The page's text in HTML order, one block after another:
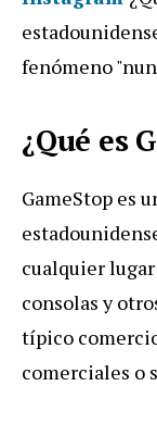
fenómeno
¿Qué es
GameStop es
cualquier
consolas y
típico
comerciales o